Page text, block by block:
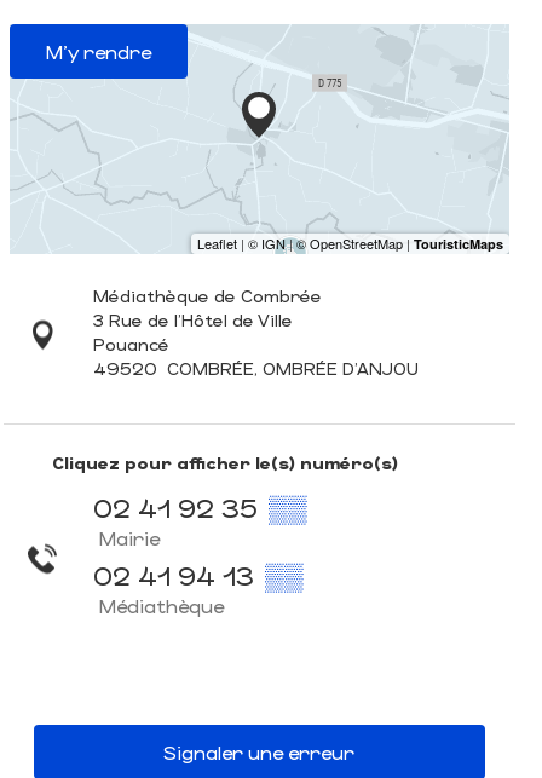
M'y rendre
Médiathèque de Combrée
3 Rue de l'Hôtel de Ville
Pouancé
49520 COMBRÉE, OMBRÉE D'ANJOU
Cliquez pour afficher le(s) numéro(s)
02 41 92 35 ▒▒
Mairie
02 41 94 13 ▒▒
Médiathèque
Signaler une erreur